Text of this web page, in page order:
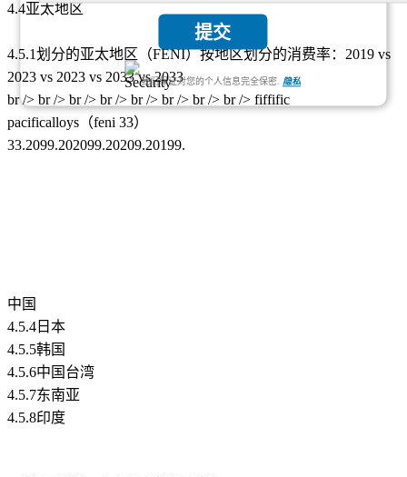
提交
我们保证对您的个人信息完全保密. 隐私
4.4亚太地区
4.5.1划分的亚太地区（FENI）按地区划分的消费率：2019 vs
2023 vs 2023 vs 2033 vs 2033
br /> br /> br /> br /> br /> br /> br /> br /> fiffific
pacificalloys（feni 33）
33.2099.202099.20209.20199.
中国
4.5.4日本
4.5.5韩国
4.5.6中国台湾
4.5.7东南亚
4.5.8印度